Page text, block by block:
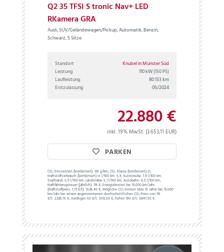
Q2 35 TFSI S tronic Nav+ LED
RKamera GRA
Audi, SUV/Geländewagen/Pickup, Automatik, Benzin,
Schwarz, 5 Sitze
Standort
Knubel in Münster Süd
Leistung
110 kW(150 PS)
Laufleistung
80.133 km
Erstzulassung
05/2024
22.880 €
inkl. 19% MwSt. (3.653,11 EUR)
PARKEN
CO₂ Emissionen (kombiniert): 135 g/km;CO₂ Klasse (kombiniert): D;
Kraftstoffverbrauch (kombiniert) in l/100 km: 5,9;Kurzstrecke: 7,9 l/100 km;
Stadtrand: 5,9 l/100 km;Landstraße: 5,1 l/100 km;Autobahn: 6,0 l/100 km;
Kraftfahrzeugsteuer (jährlich): 114 €;Energiekosten bei 15.000 km/Jahr
(Kraftstoffpreis: 1,73€/l): 1.528,40 €;Mögliche CO₂-Kosten über 10 Jahre bei 15.000
km/Jahr bei einem angenommenen durchschnittlichen CO₂-Preis von 115
€/t: 2.328,75 €; niedrigen 50 €/t: 1.012,50 €; hohen 190 €/t: 3.847,50 €